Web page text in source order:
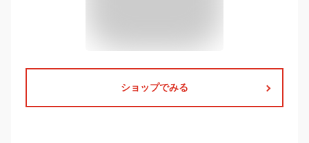
ショップでみる